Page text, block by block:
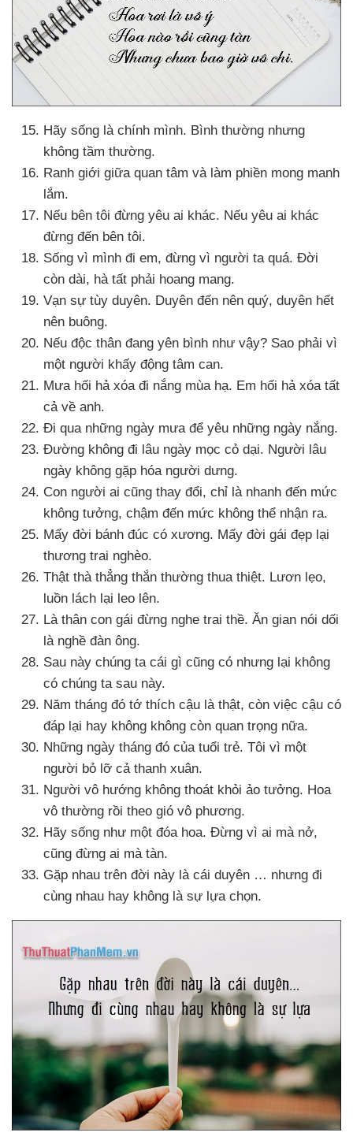
Hãy sống là chính mình. Bình thường nhưng
không tầm thường.
Ranh giới giữa quan tâm và làm phiền mong manh
lắm.
Nếu bên tôi đừng yêu ai khác. Nếu yêu ai khác
đừng đến bên tôi.
Sống vì mình đi em, đừng vì người ta quá. Đời
còn dài, hà tất phải hoang mang.
Vạn sự tùy duyên. Duyên đến nên quý, duyên hết
nên buông.
Nếu độc thân đang yên bình như vậy? Sao phải vì
một người khấy động tâm can.
Mưa hối hả xóa đi nắng mùa hạ. Em hối hả xóa tất
cả về anh.
Đi qua những ngày mưa để yêu những ngày nắng.
Đường không đi lâu ngày mọc cỏ dại. Người lâu
ngày không gặp hóa người dưng.
Con người ai cũng thay đổi, chỉ là nhanh đến mức
không tưởng, chậm đến mức không thể nhận ra.
Mấy đời bánh đúc có xương. Mấy đời gái đẹp lại
thương trai nghèo.
Thật thà thẳng thắn thường thua thiệt. Lươn lẹo,
luồn lách lại leo lên.
Là thân con gái đừng nghe trai thề. Ăn gian nói dối
là nghề đàn ông.
Sau này chúng ta cái gì cũng có nhưng lại không
có chúng ta sau này.
Năm tháng đó tớ thích cậu là thật, còn việc cậu có
đáp lại hay không không còn quan trọng nữa.
Những ngày tháng đó của tuổi trẻ. Tôi vì một
người bỏ lỡ cả thanh xuân.
Người vô hướng không thoát khỏi ảo tưởng. Hoa
vô thường rồi theo gió vô phương.
Hãy sống như một đóa hoa. Đừng vì ai mà nở,
cũng đừng ai mà tàn.
Gặp nhau trên đời này là cái duyên … nhưng đi
cùng nhau hay không là sự lựa chọn.